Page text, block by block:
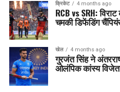
क्रिकेट 4 months ago
RCB vs SRH:
चमकी डिफेंडिंग
खेल 4 months ago
गुरजंत सिंह ने
ओलंपिक कांस्य